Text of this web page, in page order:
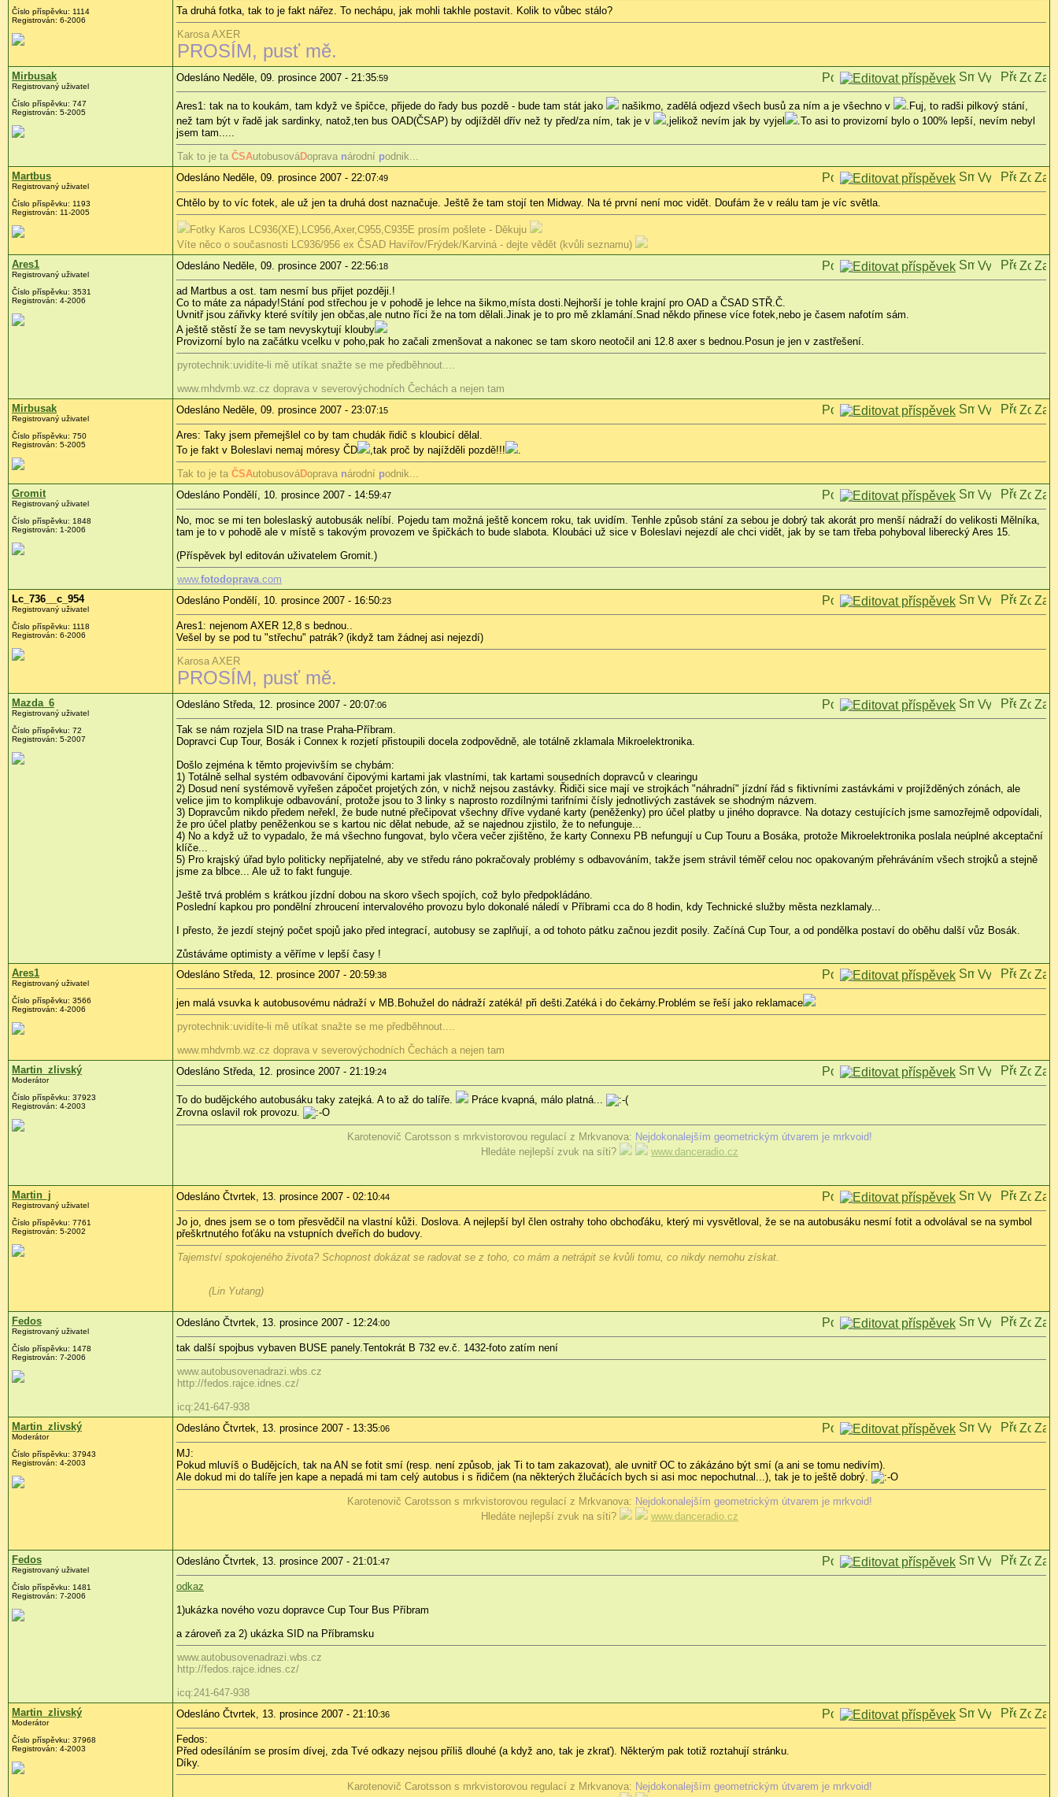
Číslo příspěvku: 1114
Registrován: 6-2006
Ta druhá fotka, tak to je fakt nářez. To nechápu, jak mohli takhle postavit. Kolik to vůbec stálo?
Karosa AXER
PROSÍM, pusť mě.
Mirbusak
Registrovaný uživatel
Číslo příspěvku: 747
Registrován: 5-2005
Odesláno Neděle, 09. prosince 2007 - 21:35:59
Ares1: tak na to koukám, tam když ve špičce, přijede do řady bus pozdě - bude tam stát jako našikmo, zadělá odjezd všech busů za ním a je všechno v
.Fuj, to radši pilkový stání,
než tam být v řadě jak sardinky, natož,ten bus OAD(ČSAP) by odjížděl dřív než ty před/za ním, tak je v
,jelikož nevím jak by vyjel
.To asi to provizorní bylo o 100% lepší, nevím nebyl
jsem tam.....
Tak to je ta ČSAutobusováDoprava národní podnik...
Martbus
Registrovaný uživatel
Číslo příspěvku: 1193
Registrován: 11-2005
Odesláno Neděle, 09. prosince 2007 - 22:07:49
Chtělo by to víc fotek, ale už jen ta druhá dost naznačuje. Ještě že tam stojí ten Midway. Na té první není moc vidět. Doufám že v reálu tam je víc světla.
Fotky Karos LC936(XE),LC956,Axer,C955,C935E prosím pošlete - Děkuju
Víte něco o současnosti LC936/956 ex ČSAD Havířov/Frýdek/Karviná - dejte vědět (kvůli seznamu)
Ares1
Registrovaný uživatel
Číslo příspěvku: 3531
Registrován: 4-2006
Odesláno Neděle, 09. prosince 2007 - 22:56:18
ad Martbus a ost. tam nesmí bus přijet později.!
Co to máte za nápady!Stání pod střechou je v pohodě je lehce na šikmo,místa dosti.Nejhorší je tohle krajní pro OAD a ČSAD STŘ.Č.
Uvnitř jsou zářivky které svítily jen občas,ale nutno říci že na tom dělali.Jinak je to pro mě zklamání.Snad někdo přinese více fotek,nebo je časem nafotím sám.
A ještě stěstí že se tam nevyskytují klouby
Provizorní bylo na začátku vcelku v poho,pak ho začali zmenšovat a nakonec se tam skoro neotočil ani 12.8 axer s bednou.Posun je jen v zastřešení.
pyrotechnik:uvidíte-li mě utíkat snažte se me předběhnout....
www.mhdvmb.wz.cz doprava v severovýchodních Čechách a nejen tam
Mirbusak
Registrovaný uživatel
Číslo příspěvku: 750
Registrován: 5-2005
Odesláno Neděle, 09. prosince 2007 - 23:07:15
Ares: Taky jsem přemejšlel co by tam chudák řidič s kloubicí dělal.
To je fakt v Boleslavi nemaj móresy ČD
,tak proč by najížděli pozdě!!!
.
Tak to je ta ČSAutobusováDoprava národní podnik...
Gromit
Registrovaný uživatel
Číslo příspěvku: 1848
Registrován: 1-2006
Odesláno Pondělí, 10. prosince 2007 - 14:59:47
No, moc se mi ten boleslaský autobusák nelíbí. Pojedu tam možná ještě koncem roku, tak uvidím. Tenhle způsob stání za sebou je dobrý tak akorát pro menší nádraží do velikosti Mělníka,
tam je to v pohodě ale v místě s takovým provozem ve špičkách to bude slabota. Kloubáci už sice v Boleslavi nejezdí ale chci vidět, jak by se tam třeba pohyboval liberecký Ares 15.
(Příspěvek byl editován uživatelem Gromit.)
www.fotodoprava.com
Lc_736__c_954
Registrovaný uživatel
Číslo příspěvku: 1118
Registrován: 6-2006
Odesláno Pondělí, 10. prosince 2007 - 16:50:23
Ares1: nejenom AXER 12,8 s bednou..
Vešel by se pod tu "střechu" patrák? (ikdyž tam žádnej asi nejezdí)
Karosa AXER
PROSÍM, pusť mě.
Mazda_6
Registrovaný uživatel
Číslo příspěvku: 72
Registrován: 5-2007
Odesláno Středa, 12. prosince 2007 - 20:07:06
Tak se nám rozjela SID na trase Praha-Příbram.
Dopravci Cup Tour, Bosák i Connex k rozjetí přistoupili docela zodpovědně, ale totálně zklamala Mikroelektronika.
Došlo zejména k těmto projevivším se chybám:
1) Totálně selhal systém odbavování čipovými kartami jak vlastními, tak kartami sousedních dopravců v clearingu
2) Dosud není systémově vyřešen zápočet projetých zón, v nichž nejsou zastávky. Řidiči sice mají ve strojkách "náhradní" jízdní řád s fiktivními zastávkámi v projížděných zónách, ale
velice jim to komplikuje odbavování, protože jsou to 3 linky s naprosto rozdílnými tarifními čísly jednotlivých zastávek se shodným názvem.
3) Dopravcům nikdo předem neřekl, že bude nutné přečipovat všechny dříve vydané karty (peněženky) pro účel platby u jiného dopravce. Na dotazy cestujících jsme samozřejmě odpovídali,
že pro účel platby peněženkou se s kartou nic dělat nebude, až se najednou zjistilo, že to nefunguje...
4) No a když už to vypadalo, že má všechno fungovat, bylo včera večer zjištěno, že karty Connexu PB nefungují u Cup Touru a Bosáka, protože Mikroelektronika poslala neúplné akceptační
klíče...
5) Pro krajský úřad bylo politicky nepřijatelné, aby ve středu ráno pokračovaly problémy s odbavováním, takže jsem strávil téměř celou noc opakovaným přehráváním všech strojků a stejně
jsme za blbce... Ale už to fakt funguje.
Ještě trvá problém s krátkou jízdní dobou na skoro všech spojích, což bylo předpokládáno.
Poslední kapkou pro pondělní zhroucení intervalového provozu bylo dokonalé náledí v Příbrami cca do 8 hodin, kdy Technické služby města nezklamaly...
I přesto, že jezdí stejný počet spojů jako před integrací, autobusy se zaplňují, a od tohoto pátku začnou jezdit posily. Začíná Cup Tour, a od pondělka postaví do oběhu další vůz Bosák.
Zůstáváme optimisty a věříme v lepší časy !
Ares1
Registrovaný uživatel
Číslo příspěvku: 3566
Registrován: 4-2006
Odesláno Středa, 12. prosince 2007 - 20:59:38
jen malá vsuvka k autobusovému nádraží v MB.Bohužel do nádraží zatéká! při dešti.Zatéká i do čekárny.Problém se řeší jako reklamace
pyrotechnik:uvidíte-li mě utíkat snažte se me předběhnout....
www.mhdvmb.wz.cz doprava v severovýchodních Čechách a nejen tam
Martin_zlivský
Moderátor
Číslo příspěvku: 37923
Registrován: 4-2003
Odesláno Středa, 12. prosince 2007 - 21:19:24
To do budějckého autobusáku taky zatejká. A to až do talíře.
Práce kvapná, málo platná...
Zrovna oslavil rok provozu.
Karotenovič Carotsson s mrkvistorovou regulací z Mrkvanova: Nejdokonalejším geometrickým útvarem je mrkvoid!
Hledáte nejlepší zvuk na síti?
www.danceradio.cz
Martin_j
Registrovaný uživatel
Číslo příspěvku: 7761
Registrován: 5-2002
Odesláno Čtvrtek, 13. prosince 2007 - 02:10:44
Jo jo, dnes jsem se o tom přesvědčil na vlastní kůži. Doslova. A nejlepší byl člen ostrahy toho obchoďáku, který mi vysvětloval, že se na autobusáku nesmí fotit a odvolával se na symbol
přeškrtnutého foťáku na vstupních dveřích do budovy.
Tajemství spokojeného života? Schopnost dokázat se radovat se z toho, co mám a netrápit se kvůli tomu, co nikdy nemohu získat.
(Lin Yutang)
Fedos
Registrovaný uživatel
Číslo příspěvku: 1478
Registrován: 7-2006
Odesláno Čtvrtek, 13. prosince 2007 - 12:24:00
tak další spojbus vybaven BUSE panely.Tentokrát B 732 ev.č. 1432-foto zatím není
www.autobusovenadrazi.wbs.cz
http://fedos.rajce.idnes.cz/
icq:241-647-938
Martin_zlivský
Moderátor
Číslo příspěvku: 37943
Registrován: 4-2003
Odesláno Čtvrtek, 13. prosince 2007 - 13:35:06
MJ:
Pokud mluvíš o Budějcích, tak na AN se fotit smí (resp. není způsob, jak Ti to tam zakazovat), ale uvnitř OC to zákázáno být smí (a ani se tomu nedivím).
Ale dokud mi do talíře jen kape a nepadá mi tam celý autobus i s řidičem (na některých žlučácích bych si asi moc nepochutnal...), tak je to ještě dobrý.
Karotenovič Carotsson s mrkvistorovou regulací z Mrkvanova: Nejdokonalejším geometrickým útvarem je mrkvoid!
Hledáte nejlepší zvuk na síti?
www.danceradio.cz
Fedos
Registrovaný uživatel
Číslo příspěvku: 1481
Registrován: 7-2006
Odesláno Čtvrtek, 13. prosince 2007 - 21:01:47
odkaz
1)ukázka nového vozu dopravce Cup Tour Bus Příbram
a zároveň za 2) ukázka SID na Příbramsku
www.autobusovenadrazi.wbs.cz
http://fedos.rajce.idnes.cz/
icq:241-647-938
Martin_zlivský
Moderátor
Číslo příspěvku: 37968
Registrován: 4-2003
Odesláno Čtvrtek, 13. prosince 2007 - 21:10:36
Fedos:
Před odesíláním se prosím dívej, zda Tvé odkazy nejsou příliš dlouhé (a když ano, tak je zkrať). Některým pak totiž roztahují stránku.
Díky.
Karotenovič Carotsson s mrkvistorovou regulací z Mrkvanova: Nejdokonalejším geometrickým útvarem je mrkvoid!